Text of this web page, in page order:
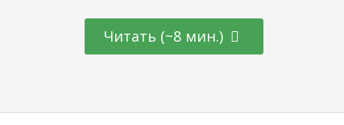
прислушался к тому, что говорят в Google.
интересной SEO-стратегии. Сегодня я
Читать (~8 мин.)